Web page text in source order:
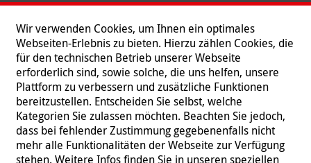
Wir verwenden Cookies, um Ihnen ein optimales
Webseiten-Erlebnis zu bieten. Hierzu zählen Cookies, die
für den technischen Betrieb unserer Webseite
erforderlich sind, sowie solche, die uns helfen, unsere
Plattform zu verbessern und zusätzliche Funktionen
bereitzustellen. Entscheiden Sie selbst, welche
Kategorien Sie zulassen möchten. Beachten Sie jedoch,
dass bei fehlender Zustimmung gegebenenfalls nicht
mehr alle Funktionalitäten der Webseite zur Verfügung
stehen. Weitere Infos finden Sie in unseren speziellen